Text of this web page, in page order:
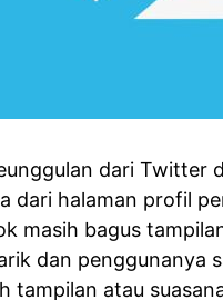
dari Twitter
dari halaman profil
masih bagus
dan penggunanya
tampilan atau